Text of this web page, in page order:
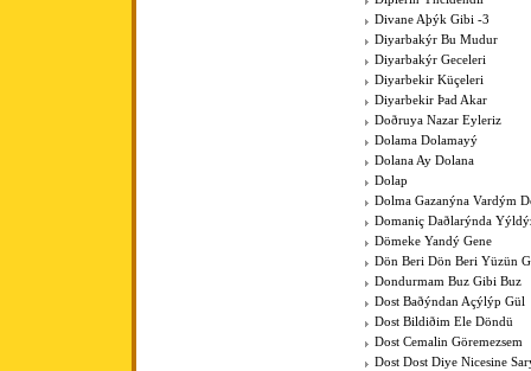
Divane Aþýk Gibi -3
Diyarbakýr Bu Mudur
Diyarbakýr Geceleri
Diyarbekir Küçeleri
Diyarbekir Þad Akar
Doðruya Nazar Eyleriz
Dolama Dolamayý
Dolana Ay Dolana
Dolap
Dolma Gazanýna Vardým
Domaniç Daðlarýnda
Dömeke Yandý Gene
Dön Beri Dön Beri Yüzün
Dondurmam Buz Gibi Buz
Dost Baðýndan Açýlýp Gül
Dost Bildiðim Ele Döndü
Dost Cemalin Göremezsem
Dost Dost Diye Nicesine